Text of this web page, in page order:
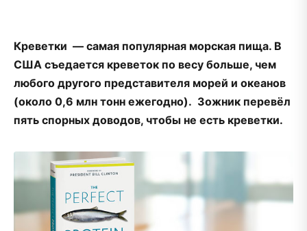
Креветки — самая популярная морская пища. В
США съедается креветок по весу больше, чем
любого другого представителя морей и океанов
(около 0,6 млн тонн ежегодно). Зожник перевёл
пять спорных доводов, чтобы не есть креветки.